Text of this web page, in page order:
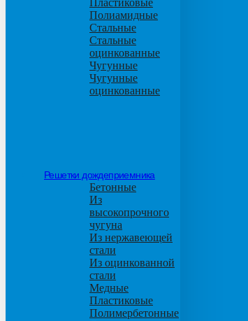
Полиамидные
Стальные
Стальные
оцинкованные
Чугунные
Чугунные
оцинкованные
Решетки дождеприемника
Бетонные
Из
высокопрочного
чугуна
Из нержавеющей
стали
Из оцинкованной
стали
Медные
Пластиковые
Полимербетонные